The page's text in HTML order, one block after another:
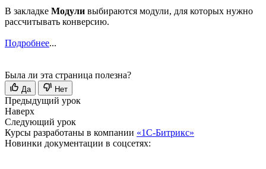
В закладке Модули выбираются модули, для которых нужно
рассчитывать конверсию.
Подробнее...
Была ли эта страница полезна?
Да Нет
Предыдущий урок
Наверх
Следующий урок
Курсы разработаны в компании «1С-Битрикс»
Новинки документации в соцсетях: